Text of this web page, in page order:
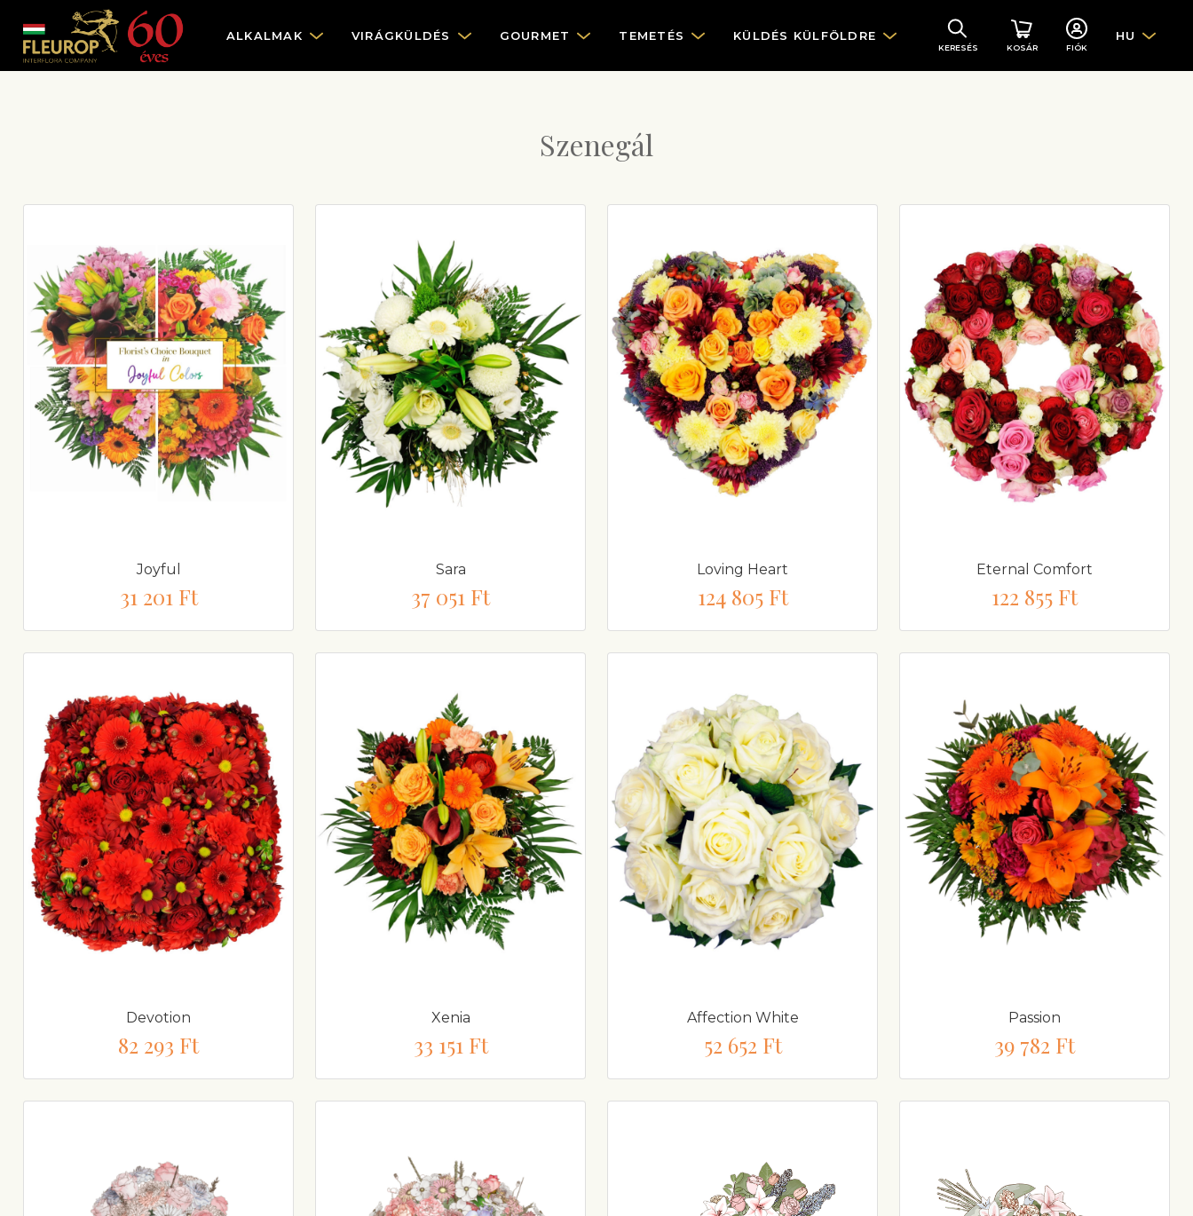
ALKALMAK VIRÁGKÜLDÉS GOURMET TEMETÉS KÜLDÉS KÜLFÖLDRE
KERESÉS KOSÁR FIÓK
HU
Szenegál
Joyful
31 201 Ft
Sara
37 051 Ft
Loving Heart
124 805 Ft
Eternal Comfort
122 855 Ft
Devotion
82 293 Ft
Xenia
33 151 Ft
Affection White
52 652 Ft
Passion
39 782 Ft